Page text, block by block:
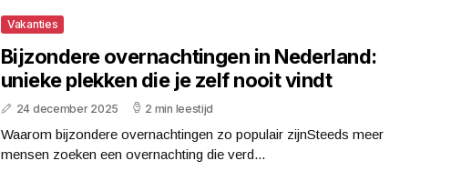
Vakanties
Bijzondere overnachtingen in Nederland:
unieke plekken die je zelf nooit vindt
24 december 2025 2 min leestijd
Waarom bijzondere overnachtingen zo populair zijnSteeds meer
mensen zoeken een overnachting die verd...